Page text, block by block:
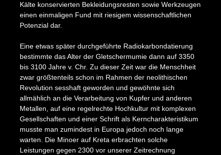
Kälte konservierten Bekleidungsresten sowie Werkzeugen
einen einmaligen Fund mit riesigem wissenschaftlichen
Potenzial dar.
Eine etwas später durchgeführte Radiokarbondatierung
bestimmte das Alter der Gletschermumie dann auf 3350
bis 3100 Jahre v. Chr. Zu dieser Zeit war die Menschheit
zwar größtenteils schon im Rahmen der neolithischen
Revolution sesshaft geworden und gewöhnte sich
allmählich an die Verarbeitung von Kupfer und anderen
Metallen, auf eine regelrechte Hochkultur mit komplexen
Gesellschaften und einer Schrift als Kerncharakteristikum
musste man zumindest in Europa jedoch noch lange
warten. Die Minoer auf Kreta erbrachten solche
Leistungen gegen 2300 vor unserer Zeitrechnung